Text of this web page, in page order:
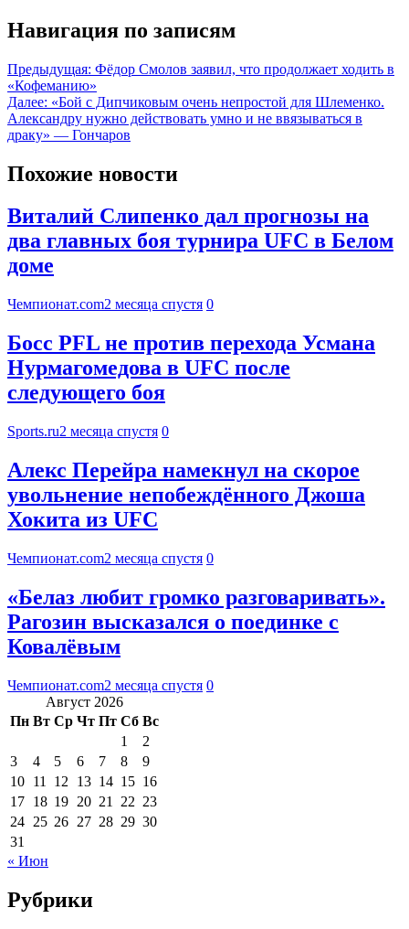
Навигация по записям
Предыдущая: Фёдор Смолов заявил, что продолжает ходить в
«Кофеманию»
Далее: «Бой с Дипчиковым очень непростой для Шлеменко.
Александру нужно действовать умно и не ввязываться в
драку» — Гончаров
Похожие новости
Виталий Слипенко дал прогнозы на
два главных боя турнира UFC в Белом
доме
Чемпионат.com2 месяца спустя 0
Босс PFL не против перехода Усмана
Нурмагомедова в UFC после
следующего боя
Sports.ru2 месяца спустя 0
Алекс Перейра намекнул на скорое
увольнение непобеждённого Джоша
Хокита из UFC
Чемпионат.com2 месяца спустя 0
«Белаз любит громко разговаривать».
Рагозин высказался о поединке с
Ковалёвым
Чемпионат.com2 месяца спустя 0
Август 2026
Пн Вт Ср Чт Пт Сб Вс
1
2
3
4 5 6 7 8
9
10 11 12 13 14 15 16
17 18 19 20 21 22 23
24 25 26 27 28 29 30
31
« Июн
Рубрики